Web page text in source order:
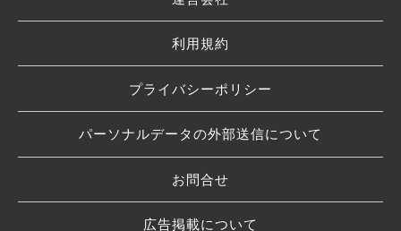
利用規約
プライバシーポリシー
パーソナルデータの外部送信について
お問合せ
広告掲載について